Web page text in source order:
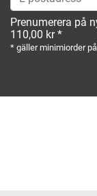
Prenumerera på
110,00 kr *
* gäller minimiorder